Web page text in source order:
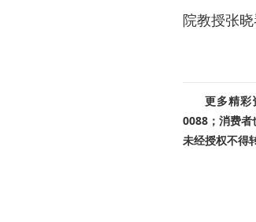
院教授张
更多精彩
0088；消费者
未经授权不得